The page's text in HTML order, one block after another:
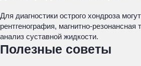
Для диагностики острого хондроза
рентгенография, магнитно-
анализ суставной жидкости.
Полезные советы